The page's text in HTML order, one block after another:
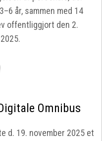
år, sammen med 14
offentliggjort den 2.
Omnibus
d. 19. november 2025 et